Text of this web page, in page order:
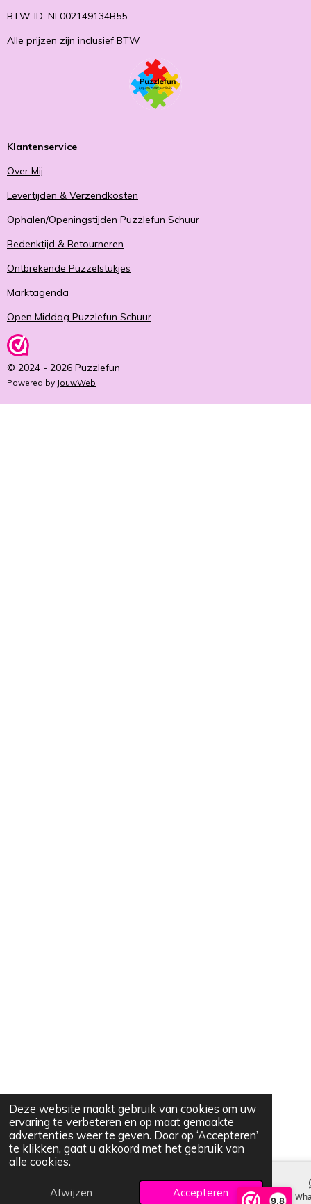
Deze website maakt gebruik van cookies om uw
ervaring te verbeteren en op maat gemaakte
advertenties weer te geven. Door op ‘Accepteren’
te klikken, gaat u akkoord met het gebruik van
alle cookies.
Afwijzen Accepteren
9,8
BTW-ID: NL002149134B55
Alle prijzen zijn inclusief BTW
Klantenservice
Over Mij
Levertijden & Verzendkosten
Ophalen/Openingstijden Puzzlefun Schuur
Bedenktijd & Retourneren
Ontbrekende Puzzelstukjes
Marktagenda
Open Middag Puzzlefun Schuur
© 2024 - 2026 Puzzlefun
Powered by JouwWeb
E-mailadres Kaart